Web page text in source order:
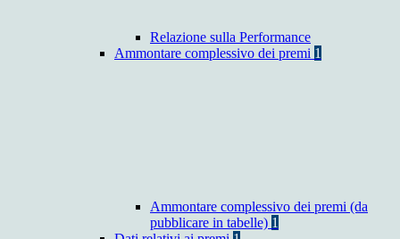
Relazione sulla Performance
Ammontare complessivo dei premi 1
Ammontare complessivo dei premi (da
pubblicare in tabelle) 1